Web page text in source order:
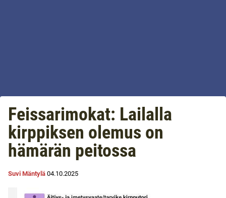
Feissarimokat: Lailalla
kirppiksen olemus on
hämärän peitossa
Suvi Mäntylä 04.10.2025